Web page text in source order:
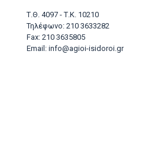
Τ.Θ. 4097 - Τ.Κ. 10210
Τηλέφωνο: 210 3633282
Fax: 210 3635805
Email: info@agioi-isidoroi.gr